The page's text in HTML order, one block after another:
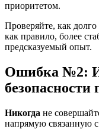
приоритетом.
Проверяйте, как
как правило, более
предсказуемый опыт.
Ошибка №2:
безопасности
Никогда не
напрямую связанную